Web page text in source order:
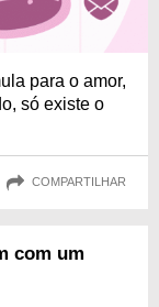
para o amor,
só existe o
COMPARTILHAR
com um